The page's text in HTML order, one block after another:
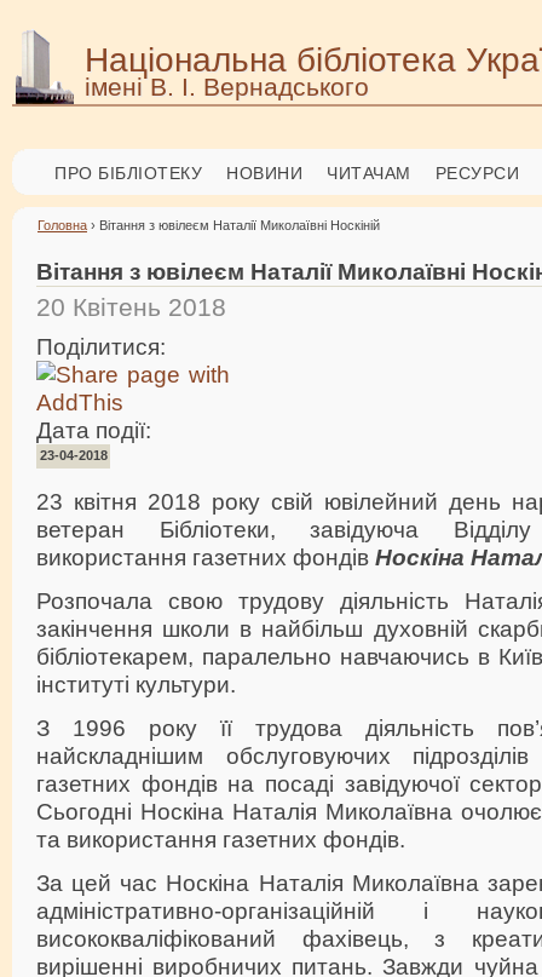
Національна бібліотека
імені В. І. Вернадського
ПРО БІБЛІОТЕКУ НОВИНИ ЧИТАЧАМ РЕСУРСИ
Головна › Вітання з ювілеєм Наталії Миколаївні Носкіній
Вітання з ювілеєм Наталії Миколаївні
20 Квітень 2018
Поділитися:
Дата події:
23-04-2018
23 квітня 2018 року свій ювілейний день
ветеран Бібліотеки, завідуюча
використання газетних фондів Носкіна
Розпочала свою трудову діяльність
закінчення школи в найбільш духовній
бібліотекарем, паралельно навчаючись в
інституті культури.
З 1996 року її трудова діяльність
найскладнішим обслуговуючих
газетних фондів на посаді завідуючої
Сьогодні Носкіна Наталія Миколаївна
та використання газетних фондів.
За цей час Носкіна Наталія Миколаївна
адміністративно-організаційній і
висококваліфікований фахівець, з
вирішенні виробничих питань. Завжди